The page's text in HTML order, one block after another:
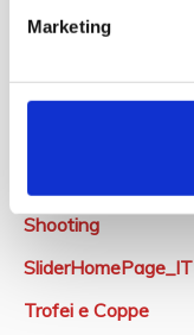
Marketing
Recensioni
Shooting
SliderHomePage_IT
Trofei e Coppe